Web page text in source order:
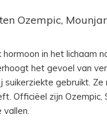
Ozempic,
in het lichaam
het gevoel van
gebruikt.
Officiëel zijn